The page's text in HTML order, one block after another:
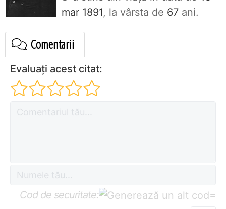
mar 1891, la vârsta de 67 ani.
Comentarii
Evaluați acest citat:
Cod de securitate: =